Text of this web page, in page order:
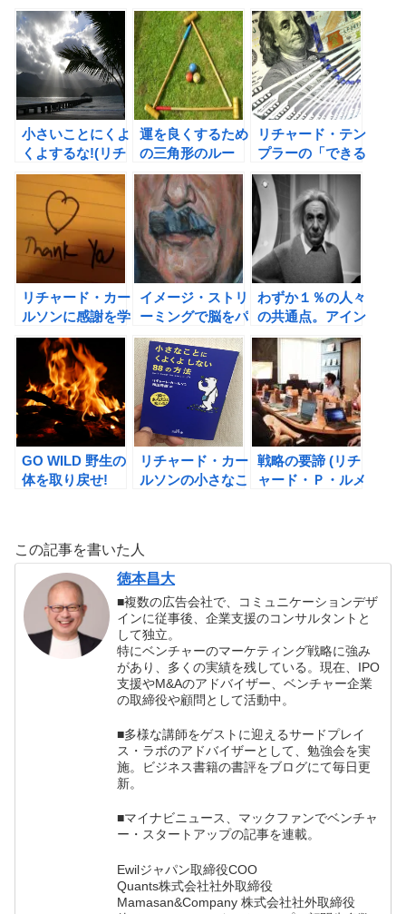
できない！「でき
る人の仕事のしか
た」（リチャー
ド・テンプラー
著）の書評 ＃習
慣化
て論。子育ては手
探りが当たり前！
の自分を超える方
法から学ぶ、敗者
を見分ける法則
小さいことにくよ
くよするな!(リチ
ャード・カールソ
ン著)の書評
運を良くするため
の三角形のルー
ル。リチャード・
ワイズマンは自分
を好きになること
で運が良くなると
言う。
リチャード・テン
プラーの「できる
人のお金の増やし
方」の書評
リチャード・カー
ルソンに感謝を学
ぶ。誰かにありが
とう！を伝えるこ
とを習慣化しよ
う！
イメージ・ストリ
ーミングで脳をパ
フフルにしよう！
アインシュタイ
ン・ファクター
（リチャード・ポ
ー、ウィン・ウェ
ンガー共著）の書
評
わずか１％の人々
の共通点。アイン
シュタイン・ファ
クター（リチャー
ド・ポー、ウィ
ン・ウェンガー共
著）の書評
GO WILD 野生の
体を取り戻せ!
評
リチャード・カー
ルソンの小さなこ
戦略の要諦 (リチ
ャード・Ｐ・ルメ
この記事を書いた人
徳本昌大
■複数の広告会社で、コミュニケーションデザ
インに従事後、企業支援のコンサルタントと
して独立。
特にベンチャーのマーケティング戦略に強み
があり、多くの実績を残している。現在、IPO
支援やM&Aのアドバイザー、ベンチャー企業
の取締役や顧問として活動中。
■多様な講師をゲストに迎えるサードプレイ
ス・ラボのアドバイザーとして、勉強会を実
施。ビジネス書籍の書評をブログにて毎日更
新。
■マイナビニュース、マックファンでベンチャ
ー・スタートアップの記事を連載。
Ewilジャパン取締役COO
Quants株式会社社外取締役
Mamasan&Company 株式会社社外取締役